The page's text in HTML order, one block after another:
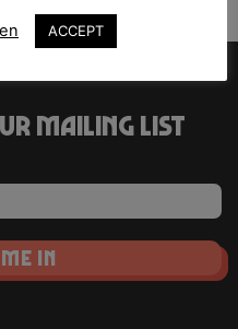
mailing list
ACCEPT